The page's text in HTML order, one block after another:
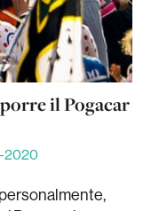
il Pogacar
2020